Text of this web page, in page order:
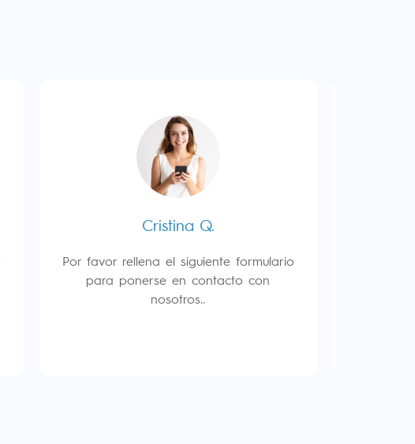
Cristina Q.
Por favor rellena el siguiente formulario
para ponerse en contacto con
nosotros..